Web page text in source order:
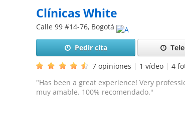
Clínicas White
Calle 99 #14-76, Bogotá
Pedir cita
7 opiniones | 1 vídeo | 4
"Has been a great experience! Very
muy amable. 100% recomendado."